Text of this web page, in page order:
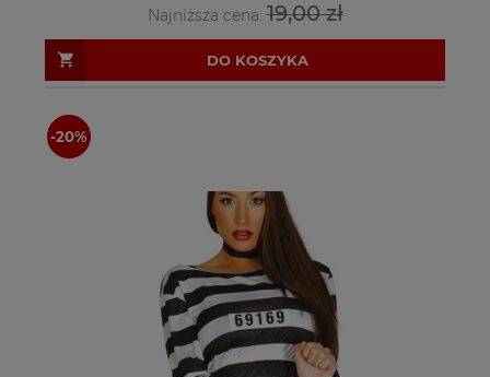
Najniższa cena:19,00 zł
DO KOSZYKA